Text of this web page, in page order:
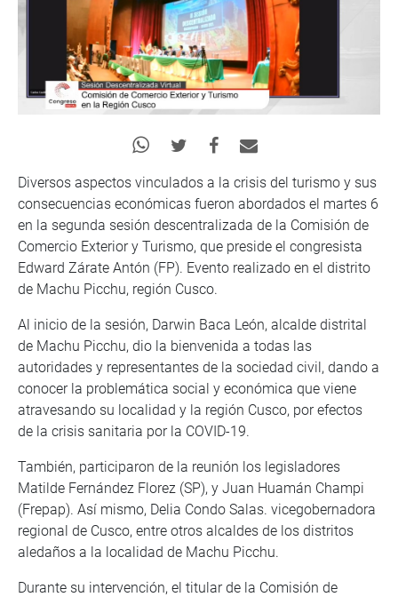
Diversos aspectos vinculados a la crisis del turismo y sus
consecuencias económicas fueron abordados el martes 6
en la segunda sesión descentralizada de la Comisión de
Comercio Exterior y Turismo, que preside el congresista
Edward Zárate Antón (FP). Evento realizado en el distrito
de Machu Picchu, región Cusco.
Al inicio de la sesión, Darwin Baca León, alcalde distrital
de Machu Picchu, dio la bienvenida a todas las
autoridades y representantes de la sociedad civil, dando a
conocer la problemática social y económica que viene
atravesando su localidad y la región Cusco, por efectos
de la crisis sanitaria por la COVID-19.
También, participaron de la reunión los legisladores
Matilde Fernández Florez (SP), y Juan Huamán Champi
(Frepap). Así mismo, Delia Condo Salas. vicegobernadora
regional de Cusco, entre otros alcaldes de los distritos
aledaños a la localidad de Machu Picchu.
Durante su intervención, el titular de la Comisión de